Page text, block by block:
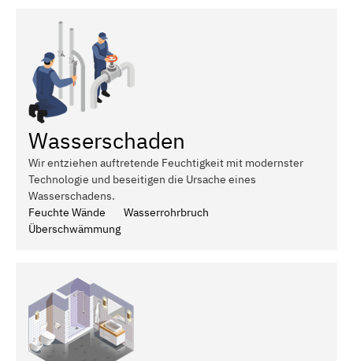
Wasserschaden
Wir entziehen auftretende Feuchtigkeit mit modernster
Technologie und beseitigen die Ursache eines
Wasserschadens.
Feuchte Wände
Wasserrohrbruch
Überschwämmung